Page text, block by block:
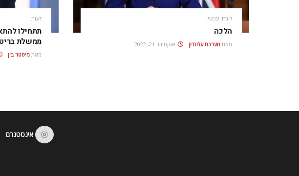
לונדון עכשיו
הלכה
מאת מערכת עלונדון אוקטובר 21, 2022
דעות
תתחילו
ממשלת
מאת מיסטר בין
אינסטגרם